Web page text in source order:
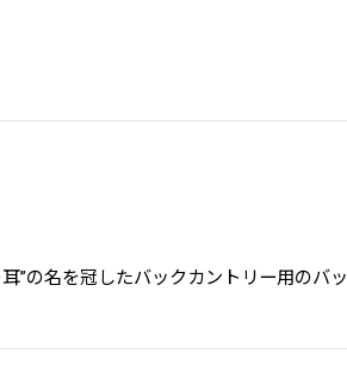
”の名を冠したバックカントリー用のバ